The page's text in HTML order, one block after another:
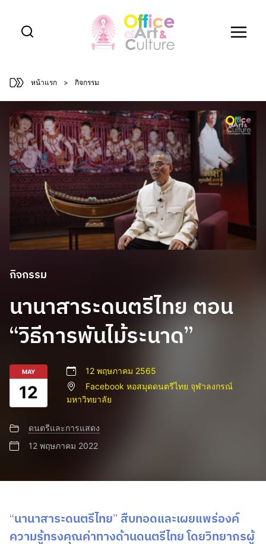
content
หน้าแรก > กิจกรรม
กิจกรรม
นานาสาระดนตรีไทย ตอน
“วิธีการพันไม้ระนาด”
MAY
12
12 พฤษภาคม 2565
Facebook หอสมุดดนตรีไทย จุฬาลงกรณ์
มหาวิทยาลัย
ดนตรีและการแสดง
12 พฤษภาคม 2022
“นานาสาระดนตรีไทย” สืบทอดและเผยแพร่องค์
ความรู้ทรงคุณค่าทางด้านดนตรีไทย โดยวิทยากรผู้